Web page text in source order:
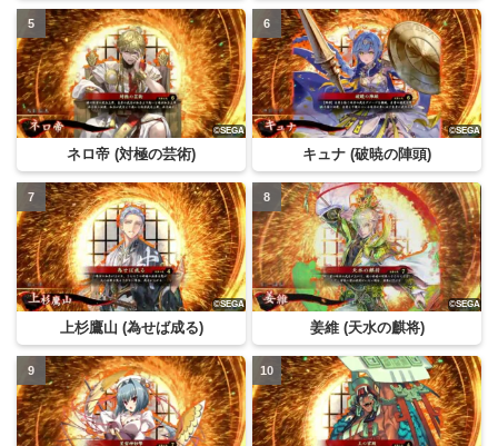
ネロ帝 (対極の芸術) キュナ (破暁の陣頭)
上杉鷹山 (為せば成る) 姜維 (天水の麒将)